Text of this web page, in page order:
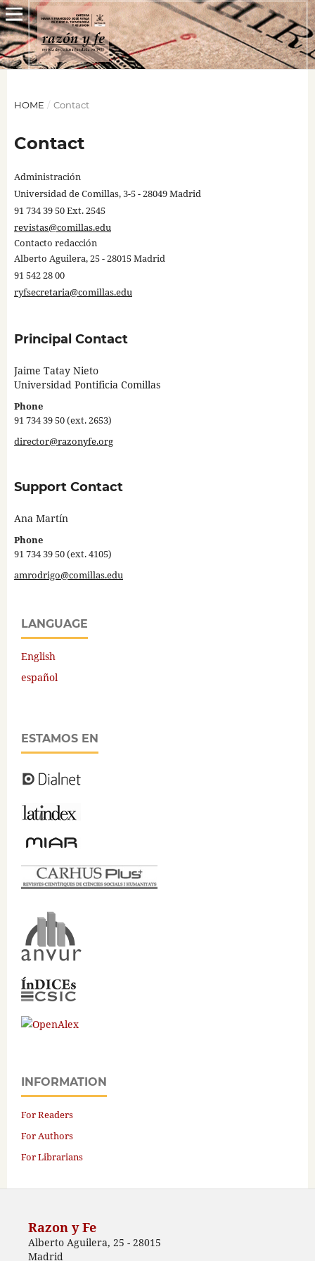
HOME / Contact
Contact
Administración
Universidad de Comillas, 3-5 - 28049 Madrid
91 734 39 50 Ext. 2545
revistas@comillas.edu
Contacto redacción
Alberto Aguilera, 25 - 28015 Madrid
91 542 28 00
ryfsecretaria@comillas.edu
Principal Contact
Jaime Tatay Nieto
Universidad Pontificia Comillas
Phone
91 734 39 50 (ext. 2653)
director@razonyfe.org
Support Contact
Ana Martín
Phone
91 734 39 50 (ext. 4105)
amrodrigo@comillas.edu
LANGUAGE
English
español
ESTAMOS EN
INFORMATION
For Readers
For Authors
For Librarians
Razon y Fe
Alberto Aguilera, 25 - 28015
Madrid